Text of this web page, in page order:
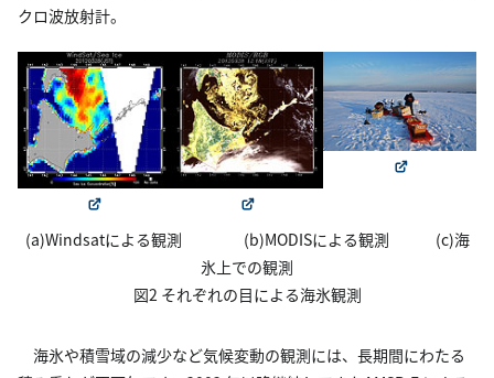
クロ波放射計。
(a)Windsatによる観測 (b)MODISによる観測 (c)海
氷上での観測
図2 それぞれの目による海氷観測
海氷や積雪域の減少など気候変動の観測には、長期間にわたる